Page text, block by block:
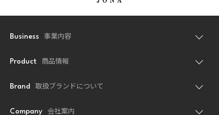
Business 事業内容
Product 商品情報
Brand 取扱ブランドについて
Company 会社案内